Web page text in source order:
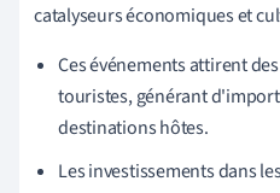
catalyseurs économiques et
Ces événements attirent
touristes, générant
destinations hôtes.
Les investissements dans